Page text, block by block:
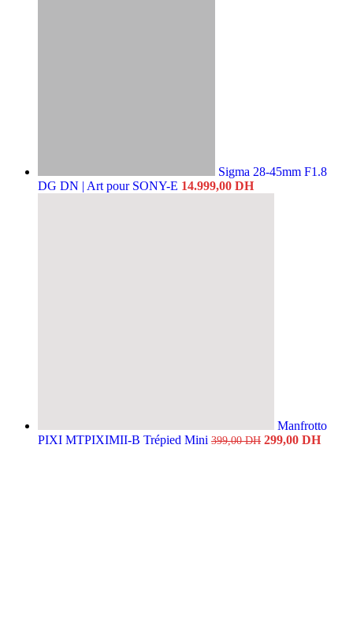
Sigma 28-45mm F1.8
DG DN | Art pour SONY-E 14.999,00 DH
Manfrotto
PIXI MTPIXIMII-B Trépied Mini 399,00DH Original
299,00 DH